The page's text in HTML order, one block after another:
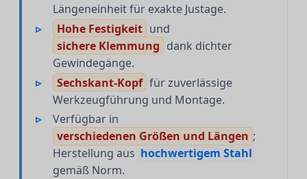
Längeneinheit für exakte Justage.
Hohe Festigkeit und
sichere Klemmung dank dichter
Gewindegänge.
Sechskant-Kopf für zuverlässige
Werkzeugführung und Montage.
Verfügbar in
verschiedenen Größen und Längen ;
Herstellung aus hochwertigem Stahl
gemäß Norm.